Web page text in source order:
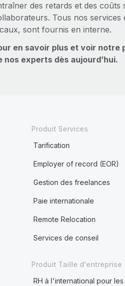
des retards et des coûts
Tous nos services
sont fournis en interne.
en savoir plus et voir notre
nos experts dès aujourd’hui.
Produit Services
Tarification
Employer of record (EOR)
Gestion des freelances
Paie internationale
Remote Relocation
Services de conseil
Produit Taille d'entreprise
RH à l'international pour